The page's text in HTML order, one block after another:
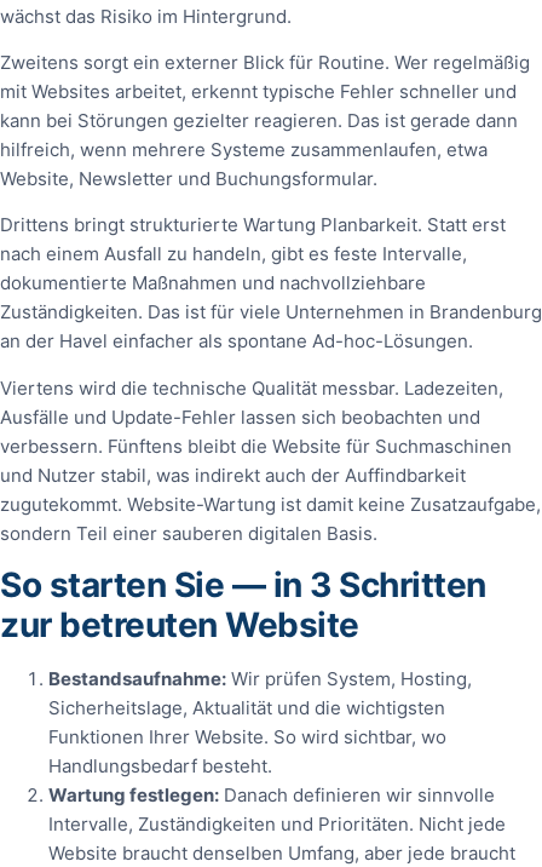
wächst das Risiko im Hintergrund.
Zweitens sorgt ein externer Blick für Routine. Wer regelmäßig
mit Websites arbeitet, erkennt typische Fehler schneller und
kann bei Störungen gezielter reagieren. Das ist gerade dann
hilfreich, wenn mehrere Systeme zusammenlaufen, etwa
Website, Newsletter und Buchungsformular.
Drittens bringt strukturierte Wartung Planbarkeit. Statt erst
nach einem Ausfall zu handeln, gibt es feste Intervalle,
dokumentierte Maßnahmen und nachvollziehbare
Zuständigkeiten. Das ist für viele Unternehmen in Brandenburg
an der Havel einfacher als spontane Ad-hoc-Lösungen.
Viertens wird die technische Qualität messbar. Ladezeiten,
Ausfälle und Update-Fehler lassen sich beobachten und
verbessern. Fünftens bleibt die Website für Suchmaschinen
und Nutzer stabil, was indirekt auch der Auffindbarkeit
zugutekommt. Website-Wartung ist damit keine Zusatzaufgabe,
sondern Teil einer sauberen digitalen Basis.
So starten Sie — in 3 Schritten
zur betreuten Website
Bestandsaufnahme: Wir prüfen System, Hosting,
Sicherheitslage, Aktualität und die wichtigsten
Funktionen Ihrer Website. So wird sichtbar, wo
Handlungsbedarf besteht.
Wartung festlegen: Danach definieren wir sinnvolle
Intervalle, Zuständigkeiten und Prioritäten. Nicht jede
Website braucht denselben Umfang, aber jede braucht